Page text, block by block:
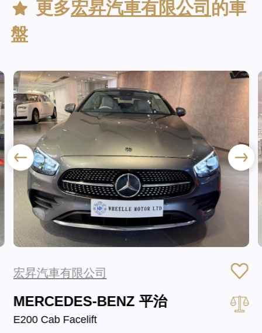
更多宏昇汽車有限公司 的車
盤
宏昇汽車有限公司
MERCEDES-BENZ 平治
E200 Cab Facelift